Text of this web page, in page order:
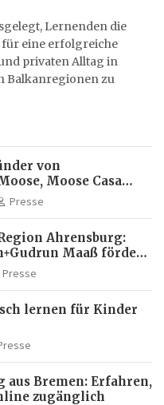
Lernenden die
eine erfolgreiche
privaten Alltag in
Balkanregionen zu
von
Moose Casa
Brasil |
für Bildung
Presse
Ahrensburg:
Maaß fördert
von Frauen
Presse
lernen für Kinder
Bremen: Erfahren,
zugänglich